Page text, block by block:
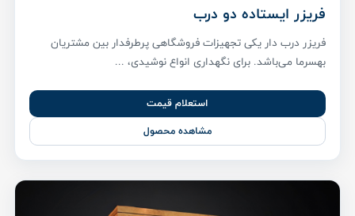
فریزر ایستاده دو درب
فریزر درب دار یکی تجهیزات فروشگاهی پر‌طرفدار بین مشتریان
بهسرما می‌باشد. برای نگهداری انواع نوشیدی، ...
استعلام قیمت
مشاهده محصول